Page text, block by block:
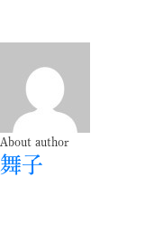
About author
舞子